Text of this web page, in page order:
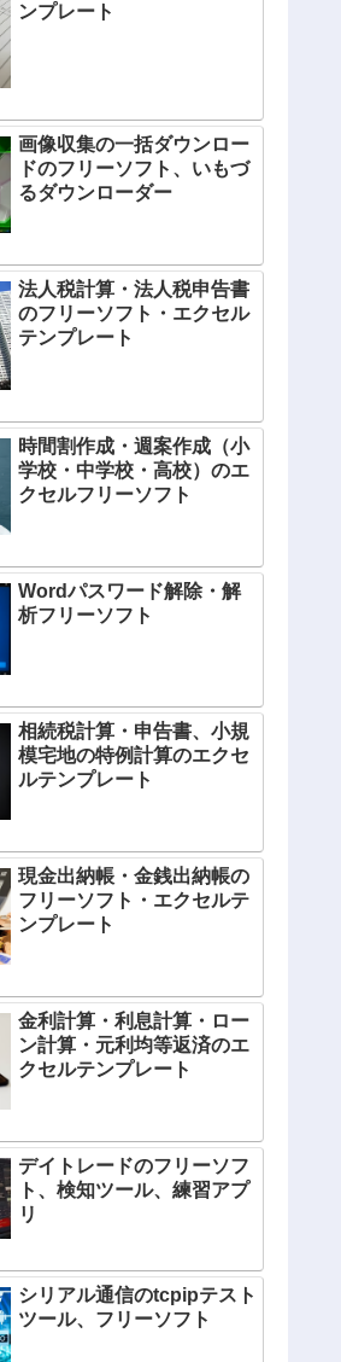
ンプレート
画像収集の一括ダウンロー
ドのフリーソフト、いもづ
るダウンローダー
法人税計算・法人税申告書
のフリーソフト・エクセル
テンプレート
時間割作成・週案作成（小
学校・中学校・高校）のエ
クセルフリーソフト
Wordパスワード解除・解
析フリーソフト
相続税計算・申告書、小規
模宅地の特例計算のエクセ
ルテンプレート
現金出納帳・金銭出納帳の
フリーソフト・エクセルテ
ンプレート
金利計算・利息計算・ロー
ン計算・元利均等返済のエ
クセルテンプレート
デイトレードのフリーソフ
ト、検知ツール、練習アプ
リ
シリアル通信のtcpipテスト
ツール、フリーソフト